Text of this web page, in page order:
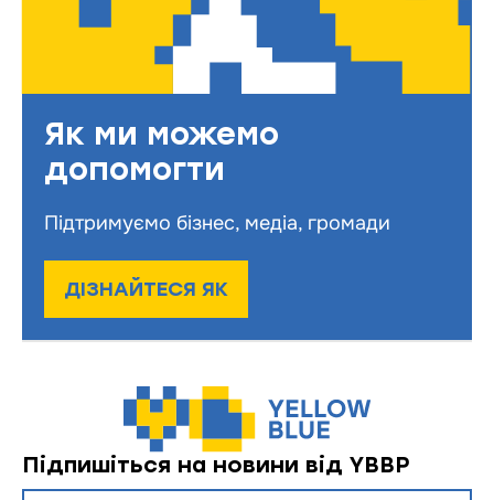
Як ми можемо
допомогти
Підтримуємо бізнес, медіа, громади
ДІЗНАЙТЕСЯ ЯК
Підпишіться на новини від YBBP